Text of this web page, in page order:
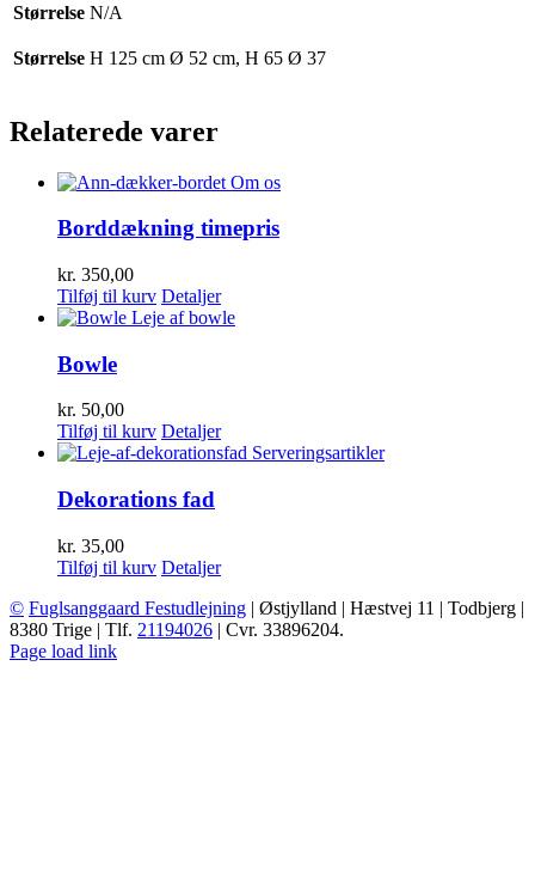
Størrelse N/A
Størrelse H 125 cm Ø 52 cm, H 65 Ø 37
Relaterede varer
Borddækning timepris
kr. 350,00
Tilføj til kurv Detaljer
Bowle
kr. 50,00
Tilføj til kurv Detaljer
Dekorations fad
kr. 35,00
Tilføj til kurv Detaljer
© Fuglsanggaard Festudlejning | Østjylland | Hæstvej 11 | Todbjerg |
8380 Trige | Tlf. 21194026 | Cvr. 33896204.
Facebook
Instagram
Toggle
Page load link